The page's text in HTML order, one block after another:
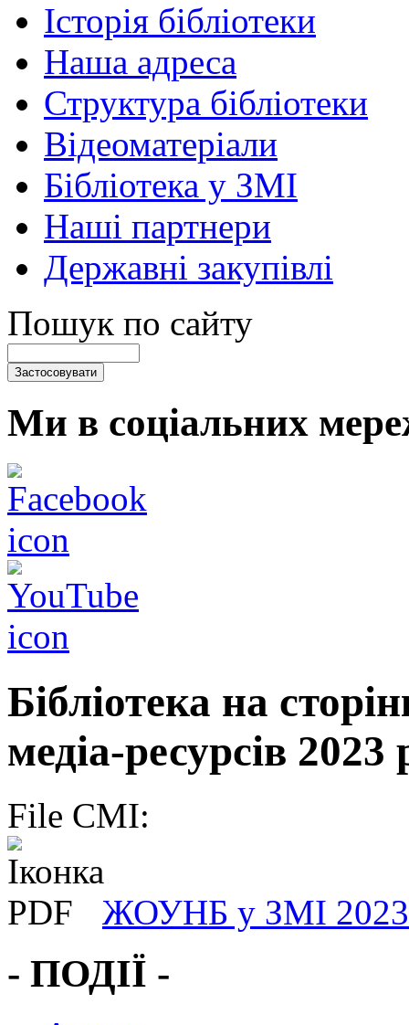
Історія бібліотеки
Наша адреса
Структура бібліотеки
Відеоматеріали
Бібліотека у ЗМІ
Наші партнери
Державні закупівлі
Пошук по сайту
Ми в соціальних
Бібліотека на
медіа-ресурсів 2023
File CMI:
ЖОУНБ у ЗМІ 2023
- ПОДІЇ -